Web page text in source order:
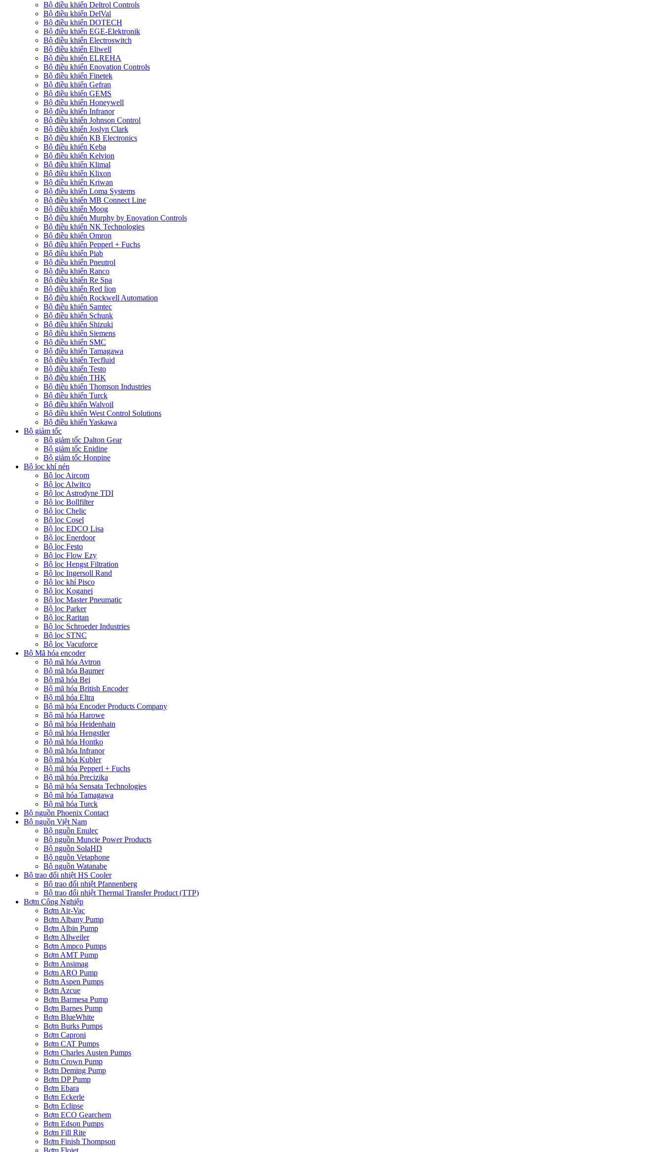
Bộ điều khiển Deltrol Controls
Bộ điều khiển DelVal
Bộ điều khiển DOTECH
Bộ điều khiển EGE-Elektronik
Bộ điều khiển Electroswitch
Bộ điều khiển Eliwell
Bộ điều khiển ELREHA
Bộ điều khiển Enovation Controls
Bộ điều khiển Finetek
Bộ điều khiển Gefran
Bộ điều khiển GEMS
Bộ điều khiển Honeywell
Bộ điều khiển Infranor
Bộ điều khiển Johnson Control
Bộ điều khiển Joslyn Clark
Bộ điều khiển KB Electronics
Bộ điều khiển Keba
Bộ điều khiển Kelvion
Bộ điều khiển Klimal
Bộ điều khiển Klixon
Bộ điều khiển Kriwan
Bộ điều khiển Loma Systems
Bộ điều khiển MB Connect Line
Bộ điều khiển Moog
Bộ điều khiển Murphy by Enovation Controls
Bộ điều khiển NK Technologies
Bộ điều khiển Omron
Bộ điều khiển Pepperl + Fuchs
Bộ điều khiển Piab
Bộ điều khiển Pneutrol
Bộ điều khiển Ranco
Bộ điều khiển Re Spa
Bộ điều khiển Red lion
Bộ điều khiển Rockwell Automation
Bộ điều khiển Samtec
Bộ điều khiển Schunk
Bộ điều khiển Shizuki
Bộ điều khiển Siemens
Bộ điều khiển SMC
Bộ điều khiển Tamagawa
Bộ điều khiển Tecfluid
Bộ điều khiển Testo
Bộ điều khiển THK
Bộ điều khiển Thomson Industries
Bộ điều khiển Turck
Bộ điều khiển Walvoil
Bộ điều khiển West Control Solutions
Bộ điều khiển Yaskawa
Bộ giảm tốc
Bộ giảm tốc Dalton Gear
Bộ giảm tốc Enidine
Bộ giảm tốc Honpine
Bộ lọc khí nén
Bộ lọc Aircom
Bộ lọc Alwitco
Bộ lọc Astrodyne TDI
Bộ lọc Bollfilter
Bộ lọc Chelic
Bộ lọc Cosel
Bộ lọc EDCO Lisa
Bộ lọc Enerdoor
Bộ lọc Festo
Bộ lọc Flow Ezy
Bộ lọc Hengst Filtration
Bộ lọc Ingersoll Rand
Bộ lọc khí Pisco
Bộ lọc Koganei
Bộ lọc Master Pneumatic
Bộ lọc Parker
Bộ lọc Raritan
Bộ lọc Schroeder Industries
Bộ lọc STNC
Bộ lọc Vacuforce
Bộ Mã hóa encoder
Bộ mã hóa Avtron
Bộ mã hóa Baumer
Bộ mã hóa Bei
Bộ mã hóa British Encoder
Bộ mã hóa Eltra
Bộ mã hóa Encoder Products Company
Bộ mã hóa Harowe
Bộ mã hóa Heidenhain
Bộ mã hóa Hengstler
Bộ mã hóa Hontko
Bộ mã hóa Infranor
Bộ mã hóa Kubler
Bộ mã hóa Pepperl + Fuchs
Bộ mã hóa Precizika
Bộ mã hóa Sensata Technologies
Bộ mã hóa Tamagawa
Bộ mã hóa Turck
Bộ nguồn Phoenix Contact
Bộ nguồn Việt Nam
Bộ nguồn Enulec
Bộ nguồn Muncie Power Products
Bộ nguồn SolaHD
Bộ nguồn Vetaphone
Bộ nguồn Watanabe
Bộ trao đổi nhiệt HS Cooler
Bộ trao đổi nhiệt Pfannenberg
Bộ trao đổi nhiệt Thermal Transfer Product (TTP)
Bơm Công Nghiệp
Bơm Air-Vac
Bơm Albany Pump
Bơm Albin Pump
Bơm Allweiler
Bơm Ampco Pumps
Bơm AMT Pump
Bơm Ansimag
Bơm ARO Pump
Bơm Aspen Pumps
Bơm Azcue
Bơm Barmesa Pump
Bơm Barnes Pump
Bơm BlueWhite
Bơm Burks Pumps
Bơm Caproni
Bơm CAT Pumps
Bơm Charles Austen Pumps
Bơm Crown Pump
Bơm Deming Pump
Bơm DP Pump
Bơm Ebara
Bơm Eckerle
Bơm Eclipse
Bơm ECO Gearchem
Bơm Edson Pumps
Bơm Fill Rite
Bơm Finish Thompson
Bơm Flojet